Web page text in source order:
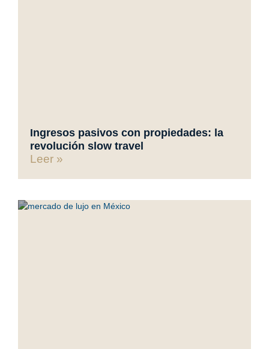
Ingresos pasivos con propiedades: la
revolución slow travel
Leer »